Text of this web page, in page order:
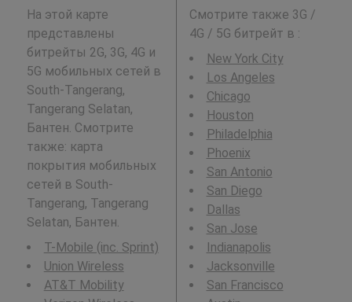
На этой карте
представлены
битрейты 2G, 3G, 4G и
5G мобильных сетей в
South-Tangerang,
Tangerang Selatan,
Бантен. Смотрите
также: карта
покрытия мобильных
сетей в South-
Tangerang, Tangerang
Selatan, Бантен.
T-Mobile (inc. Sprint)
Union Wireless
AT&T Mobility
Смотрите также 3G /
4G / 5G битрейт в :
New York City
Los Angeles
Chicago
Houston
Philadelphia
Phoenix
San Antonio
San Diego
Dallas
San Jose
Indianapolis
Jacksonville
San Francisco